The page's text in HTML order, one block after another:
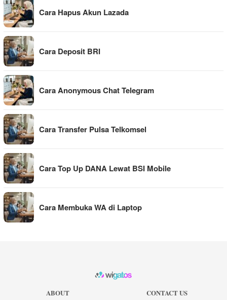
Cara Hapus Akun Lazada
Cara Deposit BRI
Cara Anonymous Chat Telegram
Cara Transfer Pulsa Telkomsel
Cara Top Up DANA Lewat BSI Mobile
Cara Membuka WA di Laptop
ABOUT CONTACT US